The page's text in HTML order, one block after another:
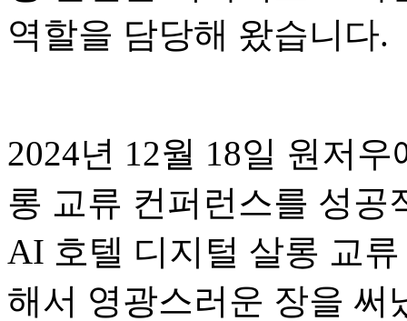
역할을 담당해 왔습니다.
2024년 12월 18일 원저
롱 교류 컨퍼런스를 성공
AI 호텔 디지털 살롱 교
해서 영광스러운 장을 써